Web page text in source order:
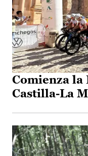
Comienza
Castilla-La